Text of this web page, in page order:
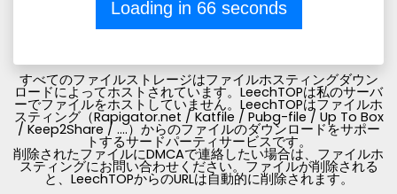
Loading in 66seconds
すべてのファイルストレージはファイルホスティングダウン
ロードによってホストされています。LeechTOPは私のサーバ
ーでファイルをホストしていません。LeechTOPはファイルホ
スティング（Rapigator.net / Katfile / Pubg-file / Up To Box
/ Keep2Share / ....）からのファイルのダウンロードをサポー
トするサードパーティサービスです。
削除されたファイルにDMCAで連絡したい場合は、ファイルホ
スティングにお問い合わせください。ファイルが削除される
と、LeechTOPからのURLは自動的に削除されます。